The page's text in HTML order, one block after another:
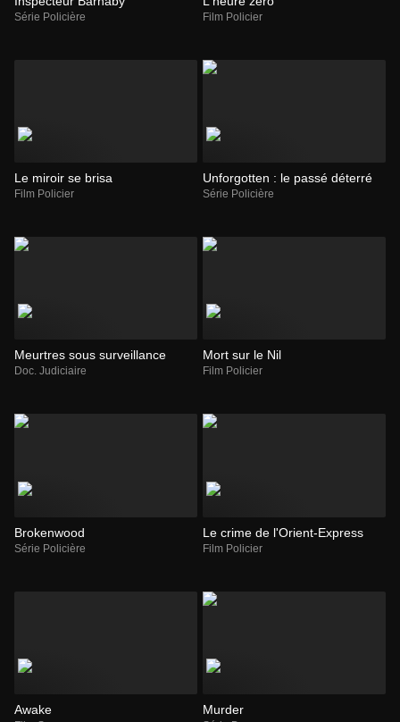
Série Policière Film Policier
Le miroir se brisa
Film Policier
Unforgotten : le passé déterré
Série Policière
Meurtres sous surveillance
Doc. Judiciaire
Mort sur le Nil
Film Policier
Brokenwood
Série Policière
Le crime de l'Orient-Express
Film Policier
Awake Murder